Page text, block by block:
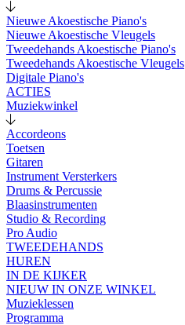
Nieuwe Akoestische Piano's
Nieuwe Akoestische Vleugels
Tweedehands Akoestische Piano's
Tweedehands Akoestische Vleugels
Digitale Piano's
ACTIES
Muziekwinkel
Accordeons
Toetsen
Gitaren
Instrument Versterkers
Drums & Percussie
Blaasinstrumenten
Studio & Recording
Pro Audio
TWEEDEHANDS
HUREN
IN DE KIJKER
NIEUW IN ONZE WINKEL
Muzieklessen
Programma